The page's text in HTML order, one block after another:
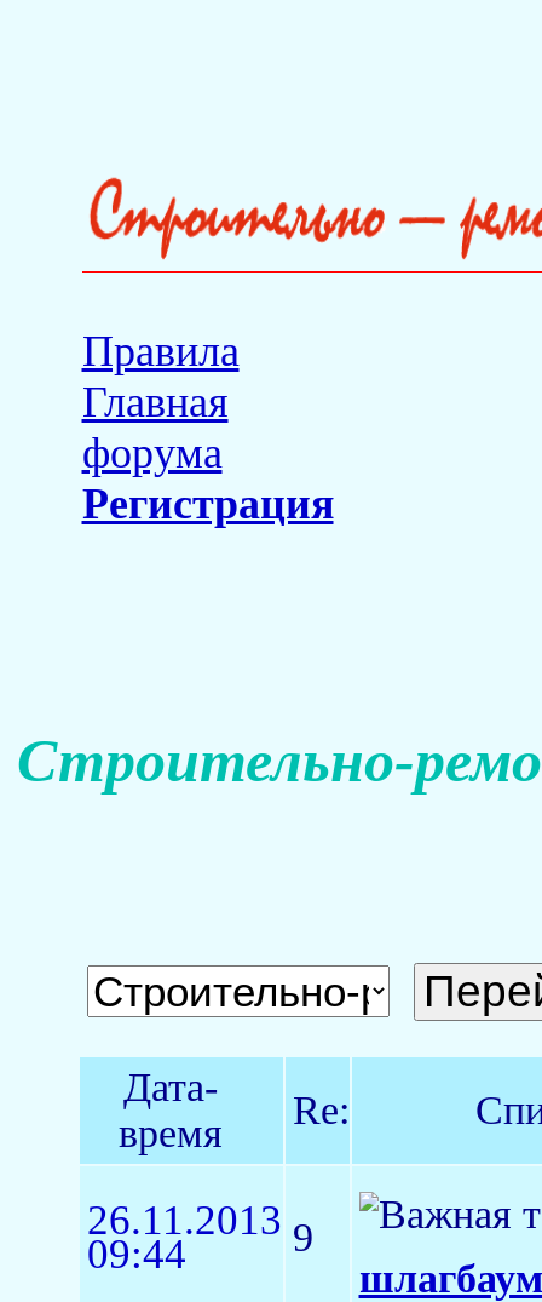
Правила
Главная
форума
Регистрация
Строительно-
Дата-
время
Re:
26.11.2013
09:44
9